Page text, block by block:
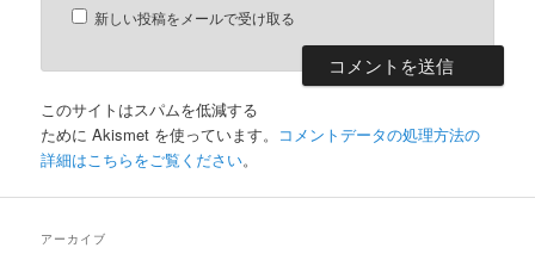
新しい投稿をメールで受け取る
このサイトはスパムを低減する
ために Akismet を使っています。 コメントデータの処理方法の
詳細はこちらをご覧ください。
アーカイブ